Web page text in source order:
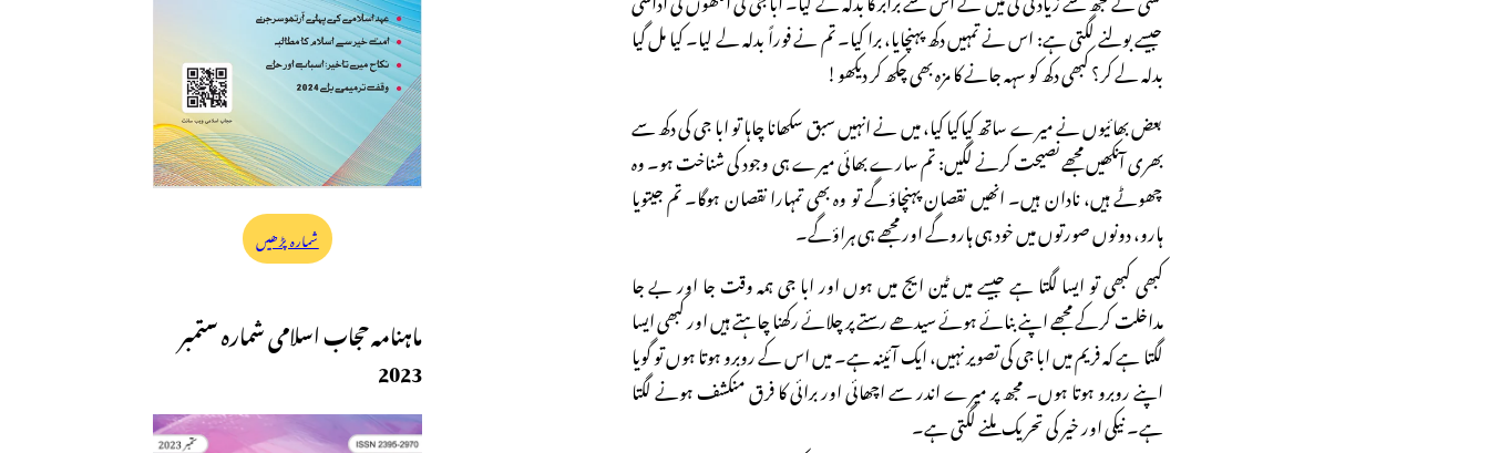
جیسے بولنے لگتی ہے: اس نے تمہیں دکھ پہنچایا، برا کیا۔ تم نے فوراً بدلہ لے لیا۔ کیا مل گیا
بدلہ لے کر؟ کبھی دکھ کو سہہ جانے کا مزہ بھی چکھ کر دیکھو!
بعض بھائیوں نے میرے ساتھ کیاکیا کیا، میں نے انہیں سبق سکھانا چاہا تو ابا جی کی دکھ سے
بھری آنکھیں مجھے نصیحت کرنے لگیں: تم سارے بھائی میرے ہی وجود کی شناخت ہو۔ وہ
چھوٹے ہیں، نادان ہیں۔ انھیں نقصان پہنچاؤگے تو وہ بھی تمہارا نقصان ہوگا۔ تم جیتویا
ہارو، دونوں صورتوں میں خود ہی ہاروگے اور مجھے ہی ہراؤگے۔
کبھی کبھی تو ایسا لگتا ہے جیسے میں ٹین ایج میں ہوں اور ابا جی ہمہ وقت جا اور بے جا
مداخلت کرکے مجھے اپنے بنائے ہوئے سیدھے رستے پر چلائے رکھنا چاہتے ہیں اور کبھی ایسا
لگتا ہے کہ فریم میں ابا جی کی تصویر نہیں، ایک آئینہ ہے۔ میں اس کے روبرو ہوتا ہوں تو گویا
اپنے روبرو ہوتا ہوں۔ مجھ پر میرے اندر سے اچھائی اور برائی کا فرق منکشف ہونے لگتا
ہے۔ نیکی اور خیر کی تحریک ملنے لگتی ہے۔
شمارہ پڑھیں
ماہنامہ حجاب اسلامی شمارہ ستمبر
2023